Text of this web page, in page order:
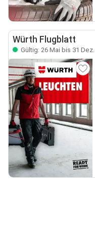
Würth Flugblatt
Gültig: 26 Mai bis 31 Dez.